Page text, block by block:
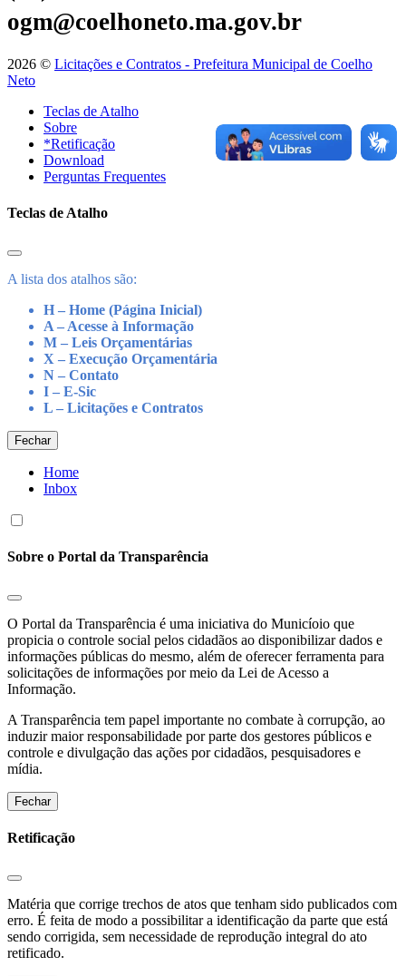
ogm@coelhoneto.ma.gov.br
2026 © Licitações e Contratos - Prefeitura Municipal de Coelho
Neto
Teclas de Atalho
Sobre
*Retificação
Download
Perguntas Frequentes
Teclas de Atalho
A lista dos atalhos são:
H – Home (Página Inicial)
A – Acesse à Informação
M – Leis Orçamentárias
X – Execução Orçamentária
N – Contato
I – E-Sic
L – Licitações e Contratos
Fechar
Home
Inbox
Sobre o Portal da Transparência
O Portal da Transparência é uma iniciativa do Municíoio que
propicia o controle social pelos cidadãos ao disponibilizar dados e
informações públicas do mesmo, além de oferecer ferramenta para
solicitações de informações por meio da Lei de Acesso a
Informação.
A Transparência tem papel importante no combate à corrupção, ao
induzir maior responsabilidade por parte dos gestores públicos e
controle e divulgação das ações por cidadãos, pesquisadores e
mídia.
Fechar
Retificação
Matéria que corrige trechos de atos que tenham sido publicados com
erro. É feita de modo a possibilitar a identificação da parte que está
sendo corrigida, sem necessidade de reprodução integral do ato
retificado.